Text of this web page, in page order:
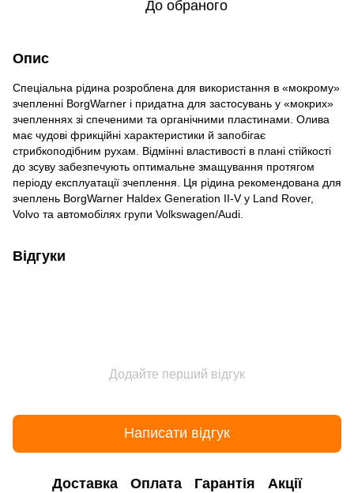
До обраного
Опис
Спеціальна рідина розроблена для використання в «мокрому»
зчепленні BorgWarner і придатна для застосувань у «мокрих»
зчепленнях зі спеченими та органічними пластинами. Олива
має чудові фрикційні характеристики й запобігає
стрибкоподібним рухам. Відмінні властивості в плані стійкості
до зсуву забезпечують оптимальне змащування протягом
періоду експлуатації зчеплення. Ця рідина рекомендована для
зчеплень BorgWarner Haldex Generation II-V у Land Rover,
Volvo та автомобілях групи Volkswagen/Audi.
Відгуки
Додайте перший відгук
Написати відгук
Доставка Оплата Гарантія Акції